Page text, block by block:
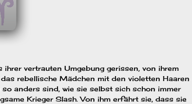
vertrauten Umgebung gerissen, von ihrem
rebellische Mädchen mit den violetten Haaren
anders sind, wie sie selbst sich schon immer
Krieger Slash. Von ihm erfährt sie, dass sie